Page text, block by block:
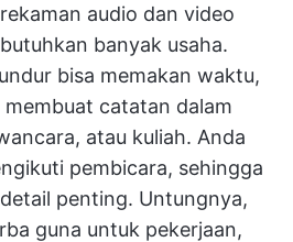
audio dan video
banyak usaha.
bisa memakan waktu,
catatan dalam
atau kuliah. Anda
pembicara, sehingga
penting. Untungnya,
guna untuk pekerjaan,